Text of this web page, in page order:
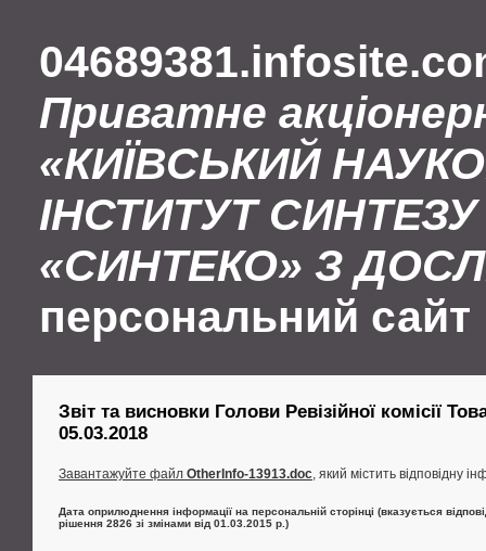
Приватне
«КИЇВСЬКИЙ
ІНСТИТУТ СИНТЕЗУ
«СИНТЕКО» З
персональний сайт
Звіт та висновки Голови Ревізійної комісії
05.03.2018
Завантажуйте файл OtherInfo-13913.doc, який містить відповідну
Дата оприлюднення інформації на персональній сторінці (вказується
рішення 2826 зі змінами від 01.03.2015 р.)